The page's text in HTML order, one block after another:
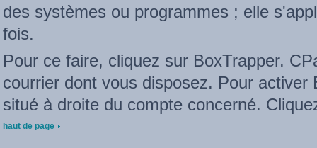
des systèmes ou programmes ; elle
fois.
Pour ce faire, cliquez sur BoxTrapper.
courrier dont vous disposez. Pour activer
situé à droite du compte concerné.
haut de page